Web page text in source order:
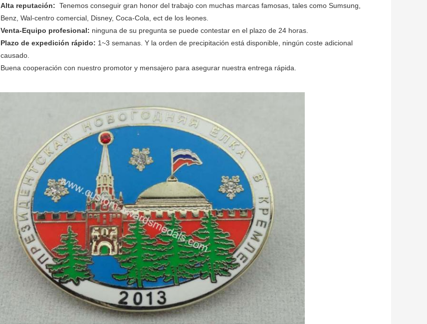
Alta reputación: Tenemos conseguir gran honor del trabajo con muchas marcas famosas, tales como Sumsung,
Benz, Wal-centro comercial, Disney, Coca-Cola, ect de los leones.
Venta-Equipo profesional: ninguna de su pregunta se puede contestar en el plazo de 24 horas.
Plazo de expedición rápido: 1~3 semanas. Y la orden de precipitación está disponible, ningún coste adicional
causado.
Buena cooperación con nuestro promotor y mensajero para asegurar nuestra entrega rápida.